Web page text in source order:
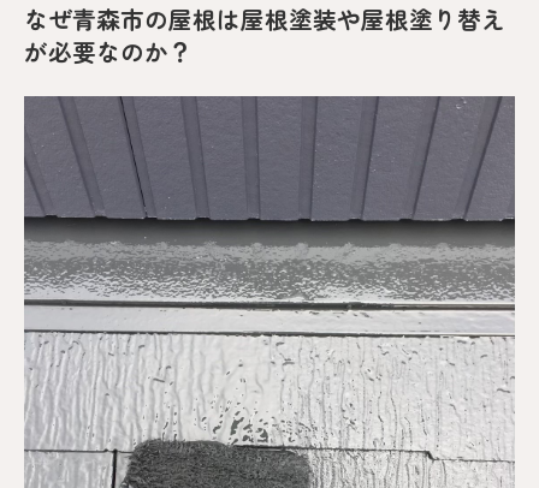
なぜ青森市の屋根は屋根塗装や屋根塗り替え
が必要なのか？